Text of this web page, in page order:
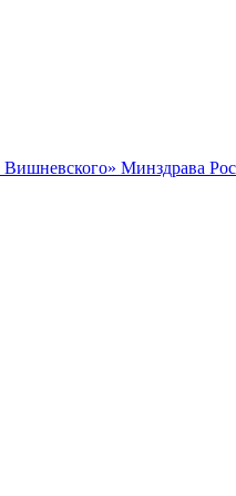
Минздрава